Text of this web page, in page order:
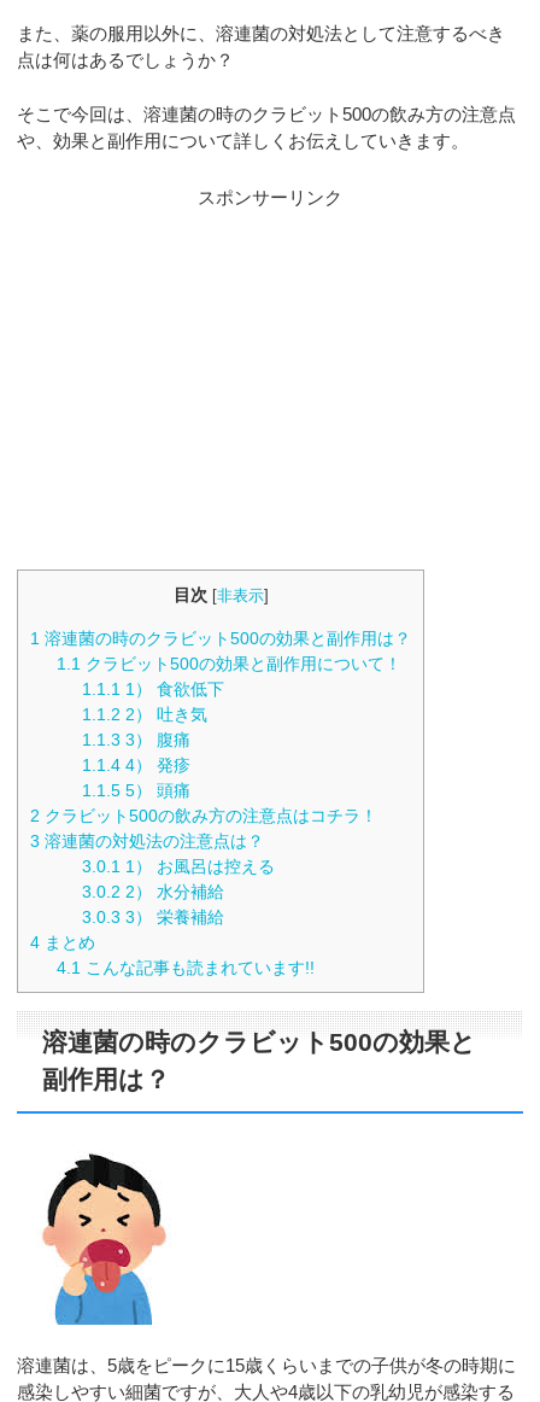
また、薬の服用以外に、溶連菌の対処法として注意するべき
点は何はあるでしょうか？
そこで今回は、溶連菌の時のクラビット500の飲み方の注意点
や、効果と副作用について詳しくお伝えしていきます。
スポンサーリンク
目次 [非表示]
1 溶連菌の時のクラビット500の効果と副作用は？
1.1 クラビット500の効果と副作用について！
1.1.1 1） 食欲低下
1.1.2 2） 吐き気
1.1.3 3） 腹痛
1.1.4 4） 発疹
1.1.5 5） 頭痛
2 クラビット500の飲み方の注意点はコチラ！
3 溶連菌の対処法の注意点は？
3.0.1 1） お風呂は控える
3.0.2 2） 水分補給
3.0.3 3） 栄養補給
4 まとめ
4.1 こんな記事も読まれています!!
溶連菌の時のクラビット500の効果と
副作用は？
溶連菌は、5歳をピークに15歳くらいまでの子供が冬の時期に
感染しやすい細菌ですが、大人や4歳以下の乳幼児が感染する